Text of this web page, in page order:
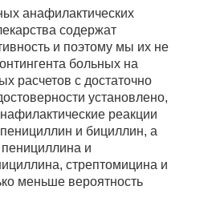
анафилактических
содержат
и поэтому мы их не
больных на
расчетов с достаточно
установлено,
реакции
и бициллин, а
и
стрептомицина и
меньше вероятность